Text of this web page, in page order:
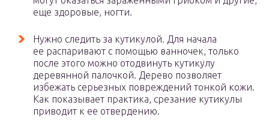
еще здоровые, ногти.
Нужно следить за кутикулой. Для начала
ее распаривают с помощью ванночек, только
после этого можно отодвинуть кутикулу
деревянной палочкой. Дерево позволяет
избежать серьезных повреждений тонкой кожи.
Как показывает практика, срезание кутикулы
приводит к ее отвердению.